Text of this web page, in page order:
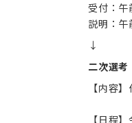
受付：
説明：午
↓
二次選考
【内容
【日程